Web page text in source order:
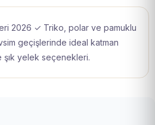
2026 ✓ Triko, polar ve pamuklu
geçişlerinde ideal katman
yelek seçenekleri.